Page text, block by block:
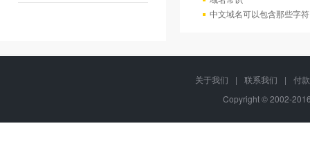
中文域名可以包含那些字
关于我们 | 联系我们 |
付
Copyright © 2002-